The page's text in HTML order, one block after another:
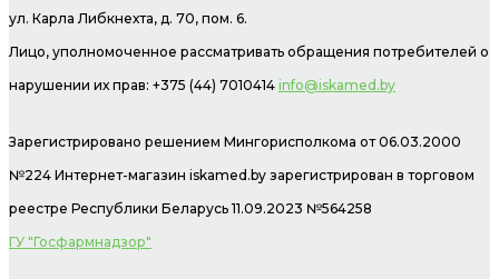
ул. Карла Либкнехта, д. 70, пом. 6.
Лицо, уполномоченное рассматривать обращения потребителей о
нарушении их прав: +375 (44) 7010414 info@iskamed.by
Зарегистрировано решением Мингорисполкома от 06.03.2000
№224 Интернет-магазин iskamed.by зарегистрирован в торговом
реестре Республики Беларусь 11.09.2023 №564258
ГУ "Госфармнадзор"